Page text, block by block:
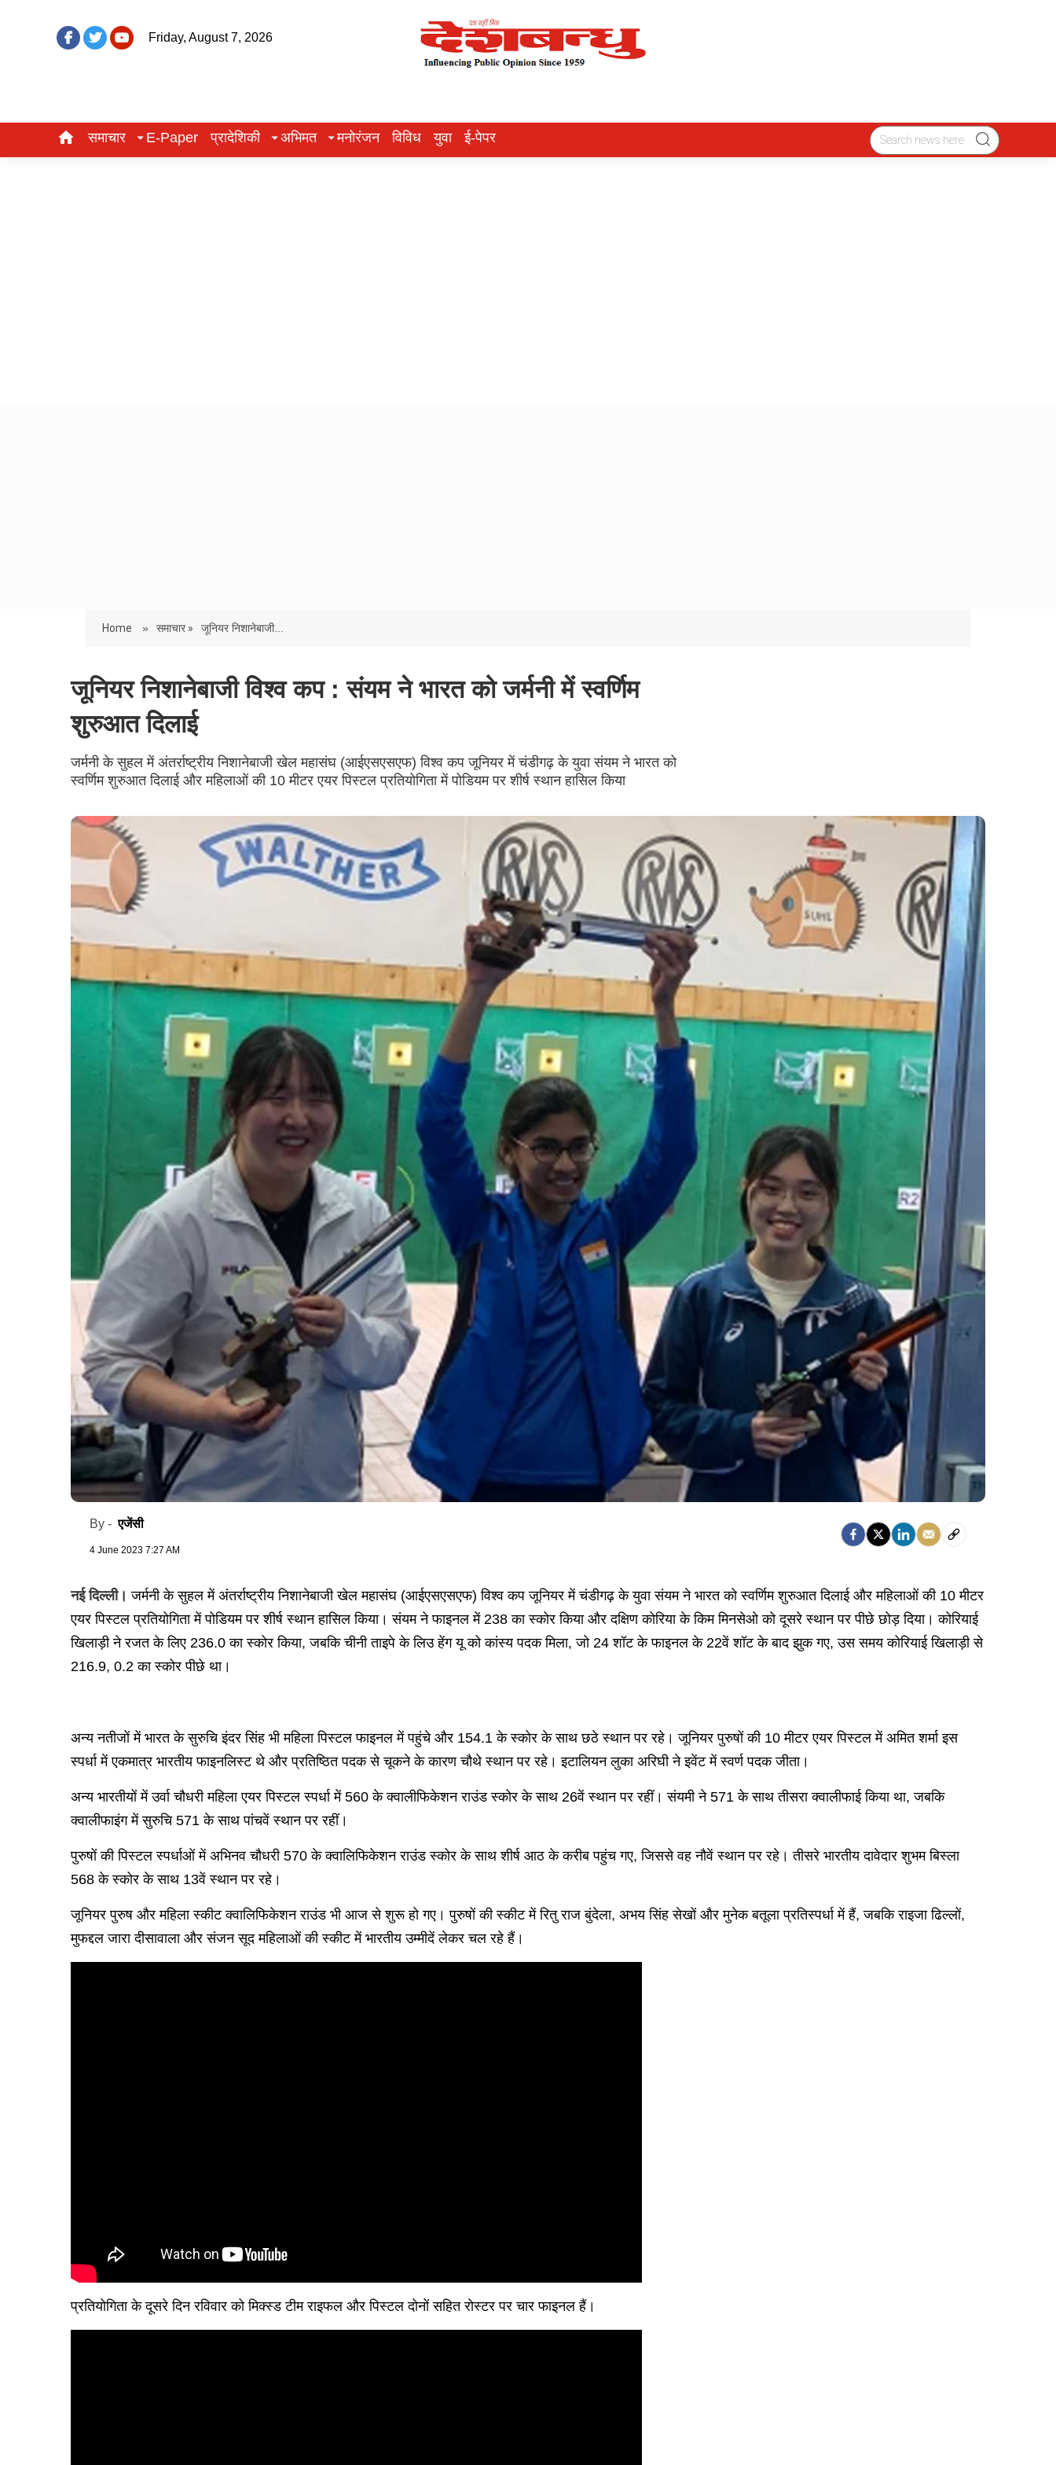
Friday, August 7, 2026
समाचार E-Paper प्रादेशिकी अभिमत मनोरंजन विविध युवा ई-पेपर
Home » समाचार » जूनियर निशानेबाजी...
जूनियर निशानेबाजी विश्व कप : संयम ने भारत को जर्मनी में स्वर्णिम
शुरुआत दिलाई
जर्मनी के सुहल में अंतर्राष्ट्रीय निशानेबाजी खेल महासंघ (आईएसएसएफ) विश्व कप जूनियर में चंडीगढ़ के युवा संयम ने भारत को
स्वर्णिम शुरुआत दिलाई और महिलाओं की 10 मीटर एयर पिस्टल प्रतियोगिता में पोडियम पर शीर्ष स्थान हासिल किया
By -एजेंसी
4 June 2023 7:27 AM
नई दिल्ली। जर्मनी के सुहल में अंतर्राष्ट्रीय निशानेबाजी खेल महासंघ (आईएसएसएफ) विश्व कप जूनियर में चंडीगढ़ के युवा संयम ने भारत को स्वर्णिम शुरुआत दिलाई और महिलाओं की 10 मीटर
एयर पिस्टल प्रतियोगिता में पोडियम पर शीर्ष स्थान हासिल किया। संयम ने फाइनल में 238 का स्कोर किया और दक्षिण कोरिया के किम मिनसेओ को दूसरे स्थान पर पीछे छोड़ दिया। कोरियाई
खिलाड़ी ने रजत के लिए 236.0 का स्कोर किया, जबकि चीनी ताइपे के लिउ हेंग यू को कांस्य पदक मिला, जो 24 शॉट के फाइनल के 22वें शॉट के बाद झुक गए, उस समय कोरियाई खिलाड़ी से
216.9, 0.2 का स्कोर पीछे था।
अन्य नतीजों में भारत के सुरुचि इंदर सिंह भी महिला पिस्टल फाइनल में पहुंचे और 154.1 के स्कोर के साथ छठे स्थान पर रहे। जूनियर पुरुषों की 10 मीटर एयर पिस्टल में अमित शर्मा इस
स्पर्धा में एकमात्र भारतीय फाइनलिस्ट थे और प्रतिष्ठित पदक से चूकने के कारण चौथे स्थान पर रहे। इटालियन लुका अरिघी ने इवेंट में स्वर्ण पदक जीता।
अन्य भारतीयों में उर्वा चौधरी महिला एयर पिस्टल स्पर्धा में 560 के क्वालीफिकेशन राउंड स्कोर के साथ 26वें स्थान पर रहीं। संयमी ने 571 के साथ तीसरा क्वालीफाई किया था, जबकि
क्वालीफाइंग में सुरुचि 571 के साथ पांचवें स्थान पर रहीं।
पुरुषों की पिस्टल स्पर्धाओं में अभिनव चौधरी 570 के क्वालिफिकेशन राउंड स्कोर के साथ शीर्ष आठ के करीब पहुंच गए, जिससे वह नौवें स्थान पर रहे। तीसरे भारतीय दावेदार शुभम बिस्ला
568 के स्कोर के साथ 13वें स्थान पर रहे।
जूनियर पुरुष और महिला स्कीट क्वालिफिकेशन राउंड भी आज से शुरू हो गए। पुरुषों की स्कीट में रितु राज बुंदेला, अभय सिंह सेखों और मुनेक बतूला प्रतिस्पर्धा में हैं, जबकि राइजा ढिल्लों,
मुफद्दल जारा दीसावाला और संजन सूद महिलाओं की स्कीट में भारतीय उम्मीदें लेकर चल रहे हैं।
प्रतियोगिता के दूसरे दिन रविवार को मिक्स्ड टीम राइफल और पिस्टल दोनों सहित रोस्टर पर चार फाइनल हैं।